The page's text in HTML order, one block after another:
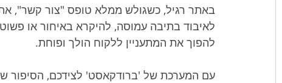
באתר רגיל, כשגולש ממלא טופס "צור קשר",
לאיבוד בתיבה עמוסה, להיקרא באיחור או
להפוך את המתעניין ללקוח הולך ופוחת.
עם המערכת של 'ברודקאסט' לצידכם, הסיפור